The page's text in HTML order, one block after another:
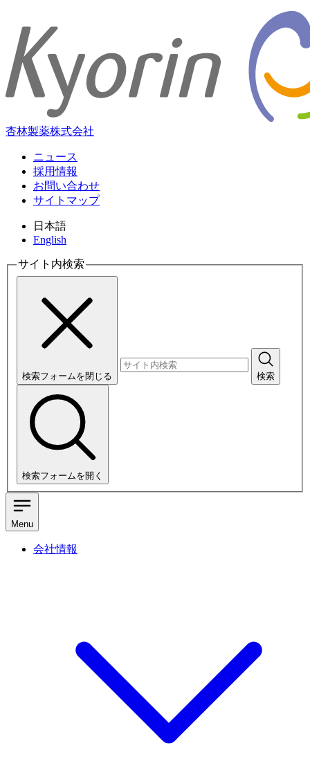
杏林製薬株式会社
ニュース
採用情報
お問い合わせ
サイトマップ
日本語
English
サイト内検索
検索フォームを閉じる 検索
検索フォームを開く
Menu
会社情報